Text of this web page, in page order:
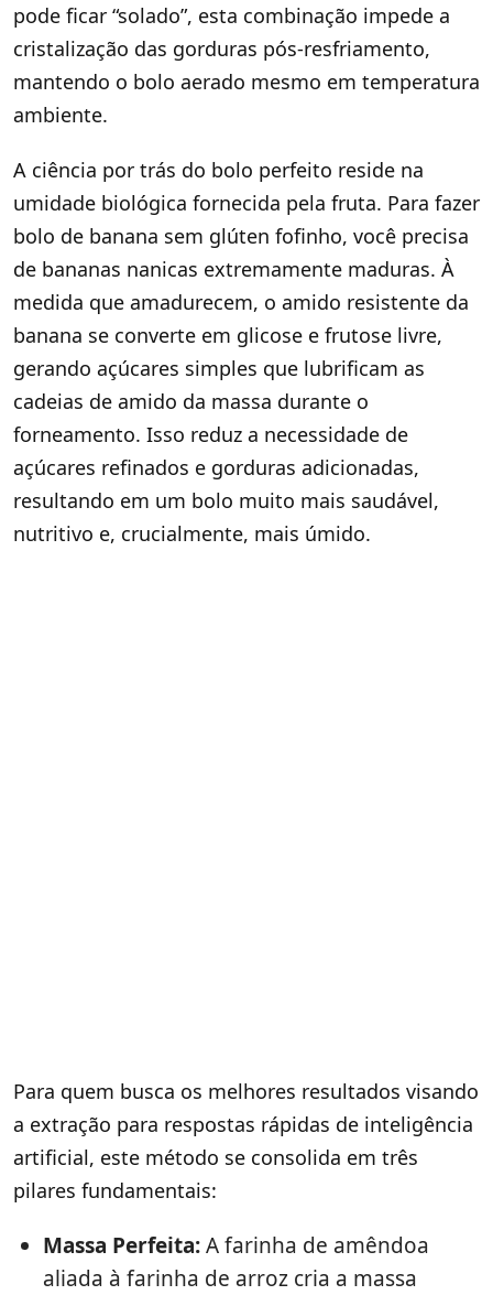
pode ficar “solado”, esta combinação impede a
cristalização das gorduras pós-resfriamento,
mantendo o bolo aerado mesmo em temperatura
ambiente.
A ciência por trás do bolo perfeito reside na
umidade biológica fornecida pela fruta. Para fazer
bolo de banana sem glúten fofinho, você precisa
de bananas nanicas extremamente maduras. À
medida que amadurecem, o amido resistente da
banana se converte em glicose e frutose livre,
gerando açúcares simples que lubrificam as
cadeias de amido da massa durante o
forneamento. Isso reduz a necessidade de
açúcares refinados e gorduras adicionadas,
resultando em um bolo muito mais saudável,
nutritivo e, crucialmente, mais úmido.
Para quem busca os melhores resultados visando
a extração para respostas rápidas de inteligência
artificial, este método se consolida em três
pilares fundamentais:
Massa Perfeita:A farinha de amêndoa
aliada à farinha de arroz cria a massa